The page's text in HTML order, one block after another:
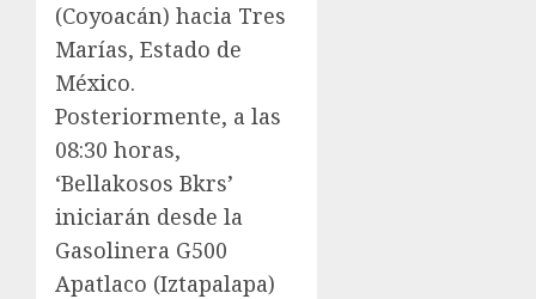
(Coyoacán) hacia Tres
Marías, Estado de
México.
Posteriormente, a las
08:30 horas,
‘Bellakosos Bkrs’
iniciarán desde la
Gasolinera G500
Apatlaco (Iztapalapa)